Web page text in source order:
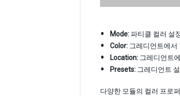
Mode:파티클 컬러 설
Color: 그레디언트에서
Location: 그레디언트
Presets: 그레디언트
다양한 모듈의 컬러 프로